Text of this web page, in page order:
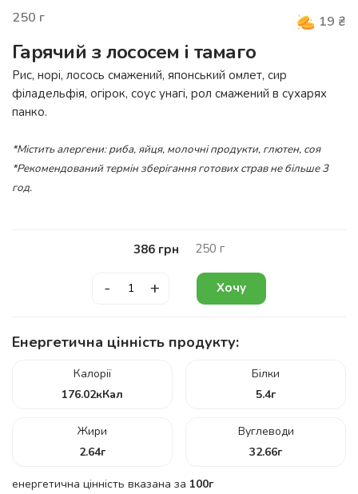
250 г 19 ₴
Гарячий з лососем і тамаго
Рис, норі, лосось смажений, японський омлет, сир
філадельфія, огірок, соус унагі, рол смажений в сухарях
панко.
*Містить алергени: риба, яйця, молочні продукти, глютен, соя
*Рекомендований термін зберігання готових страв не більше 3
год.
386 грн 250 г
- + Хочу
Енергетична цінність продукту:
Калорії
176.02кКал
Білки
5.4г
Жири
2.64г
Вуглеводи
32.66г
енергетична цінність вказана за 100г